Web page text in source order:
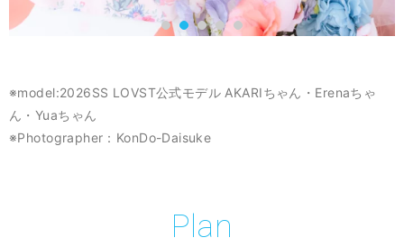
※model:2026SS LOVST公式モデル AKARIちゃん・Erenaちゃ
ん・Yuaちゃん
※Photographer：KonDo-Daisuke
Plan